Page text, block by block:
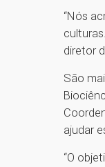
“Nós
diretor
São
ajudar
“O